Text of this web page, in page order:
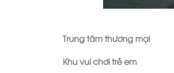
Trung tâm thương mại
Khu vui chơi trẻ em